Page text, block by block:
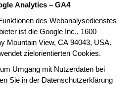
Analytics – GA4
des Webanalysedienstes
ist die Google Inc., 1600
Mountain View, CA 94043, USA.
zielorientierten Cookies.
Umgang mit Nutzerdaten bei
Sie in der Datenschutzerklärung